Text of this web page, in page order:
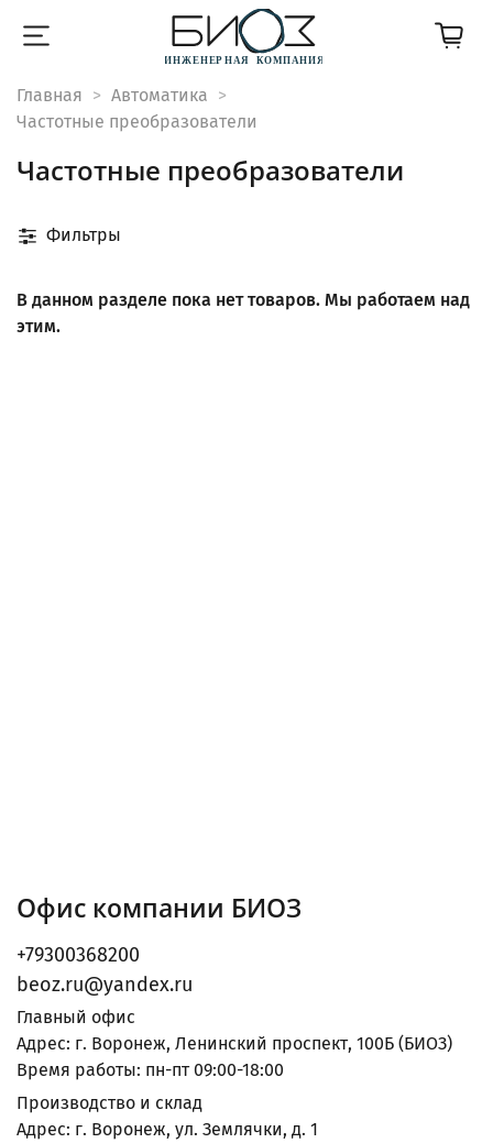
Главная
Автоматика
Частотные преобразователи
Частотные преобразователи
Фильтры
В данном разделе пока нет товаров. Мы работаем над
этим.
Офис компании БИОЗ
+79300368200
beoz.ru@yandex.ru
Главный офис
Адрес: г. Воронеж, Ленинский проспект, 100Б (БИОЗ)
Время работы: пн-пт 09:00-18:00
Производство и склад
Адрес: г. Воронеж, ул. Землячки, д. 1